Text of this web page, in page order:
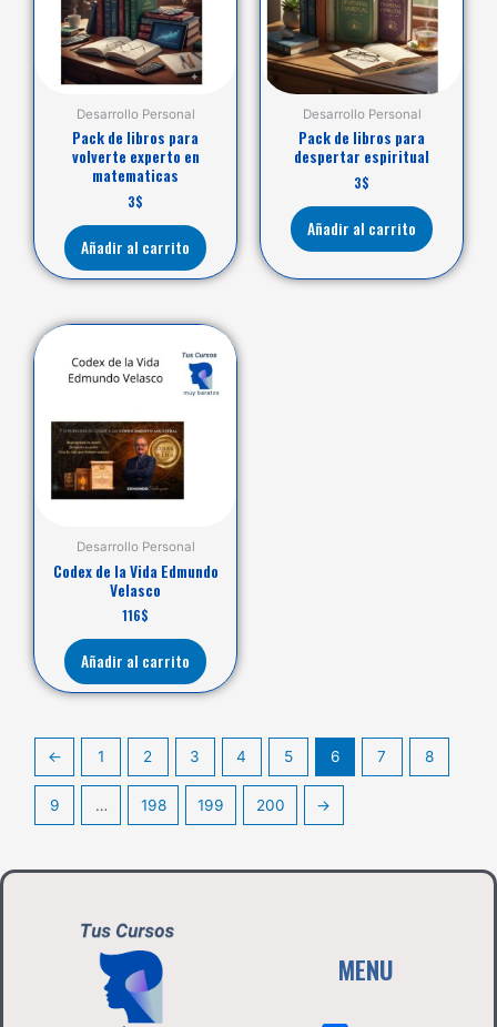
Desarrollo Personal
Pack de libros para
volverte experto en
matematicas
3$
Añadir al carrito
Desarrollo Personal
Pack de libros para
despertar espiritual
3$
Añadir al carrito
Desarrollo Personal
Codex de la Vida Edmundo
Velasco
116$
Añadir al carrito
← 1 2 3 4 5 6 7 8
9 … 198 199 200 →
MENU